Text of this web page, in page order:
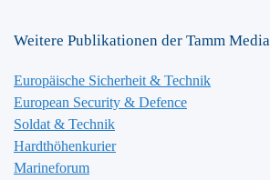
Weitere Publikationen der Tamm Media
Europäische Sicherheit & Technik
European Security & Defence
Soldat & Technik
Hardthöhenkurier
Marineforum